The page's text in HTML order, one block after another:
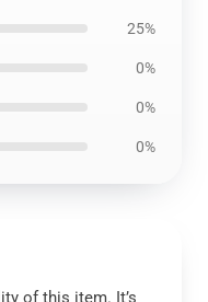
25%
0%
0%
0%
of this item. It’s